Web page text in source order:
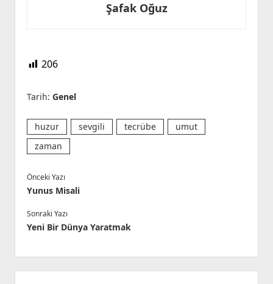
Şafak Oğuz
206
Tarih: Genel
huzur sevgili tecrübe
umut
zaman
Önceki Yazı
Yunus Misali
Sonraki Yazı
Yeni Bir Dünya Yaratmak